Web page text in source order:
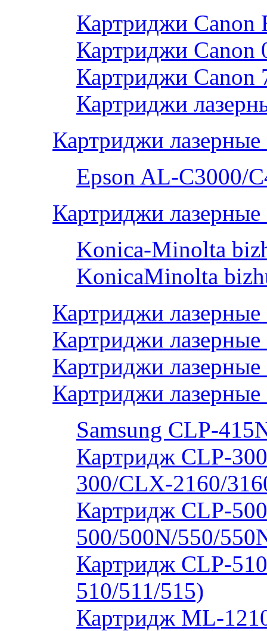
Картриджи Canon
Картриджи Canon
Картриджи Canon
Картриджи
Картриджи лазерные
Epson AL-С3000/
Картриджи
Konica-Minolta
KonicaMinolta
Картриджи
Картриджи лазерные
Картриджи лазерные
Картриджи лазерные
Samsung CLP-
Картридж CLP-
300/CLX-2160/
Картридж CLP-
500/500N/550/
Картридж CLP-
510/511/515)
Картридж ML-